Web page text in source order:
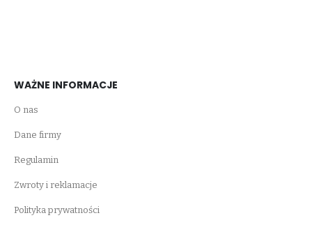
WAŻNE INFORMACJE
O nas
Dane firmy
Regulamin
Zwroty i reklamacje
Polityka prywatności